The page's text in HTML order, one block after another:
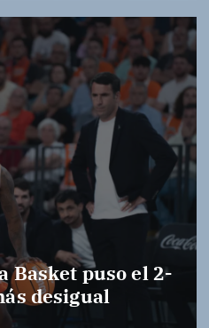
Basket puso el 2-
desigual